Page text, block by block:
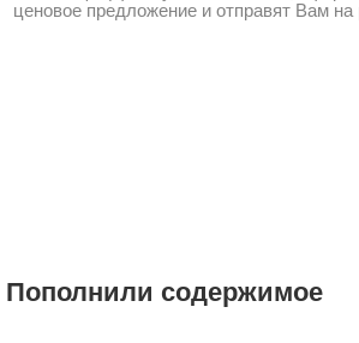
ценовое предложение и отправят Вам на
Пополнили содержимое